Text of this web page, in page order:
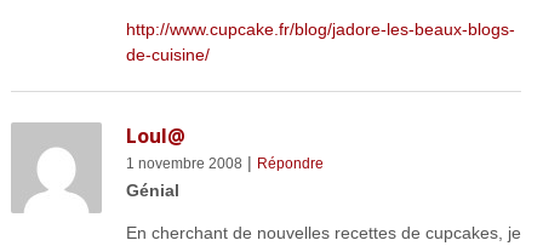
http://www.cupcake.fr/blog/jadore-les-beaux-blogs-
de-cuisine/
Loul@
1 novembre 2008 | Répondre
Génial
En cherchant de nouvelles recettes de cupcakes, je